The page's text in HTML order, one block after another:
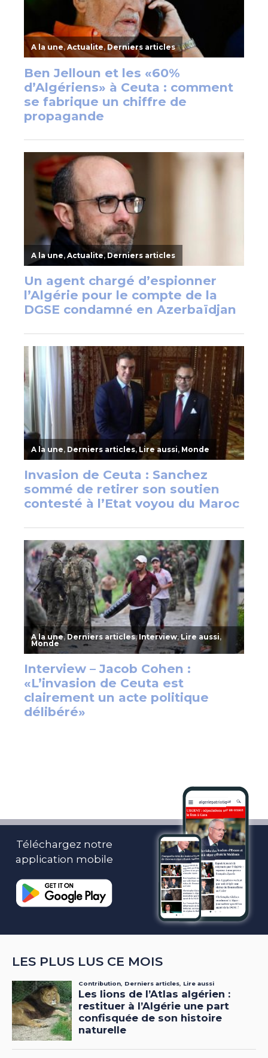
Téléchargez notre
application mobile
LES PLUS LUS CE MOIS